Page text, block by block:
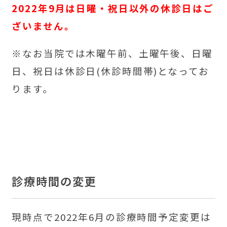
2022年9月は日曜・祝日以外の休診日はご
ざいません。
※ なお当院では木曜午前、土曜午後、日曜
日、祝日は休診日(休診時間帯)となってお
ります。
診療時間の変更
現時点で2022年6月の診療時間予定変更は